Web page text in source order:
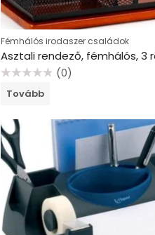
Fémhálós irodaszer családok
(0)
Tovább